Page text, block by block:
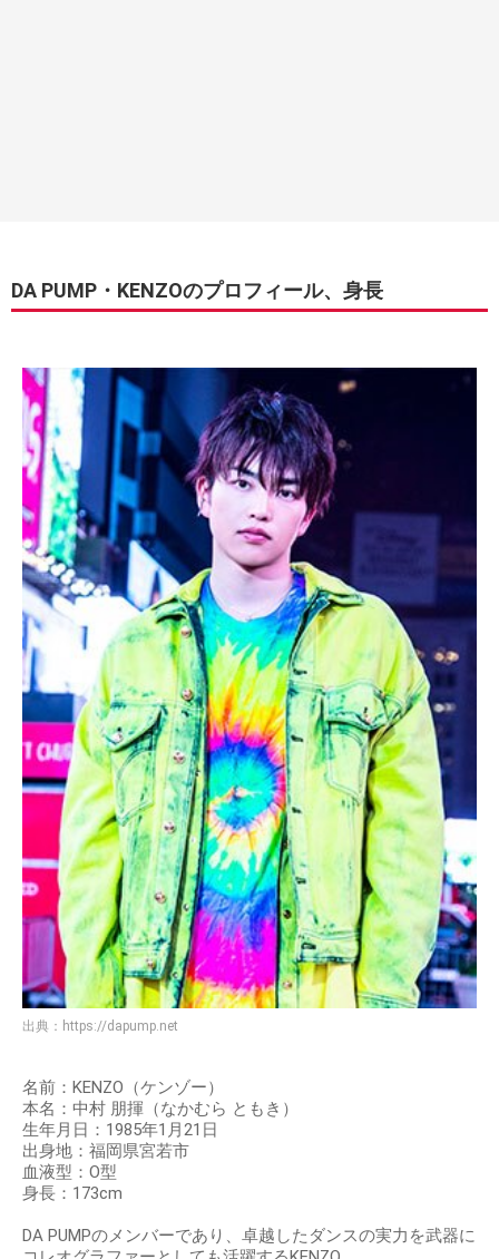
DA PUMP・KENZOのプロフィール、身長
出典： https://dapump.net
名前：KENZO（ケンゾー）
本名：中村 朋揮（なかむら ともき）
生年月日：1985年1月21日
出身地：福岡県宮若市
血液型：O型
身長：173cm
DA PUMPのメンバーであり、卓越したダンスの実力を武器に